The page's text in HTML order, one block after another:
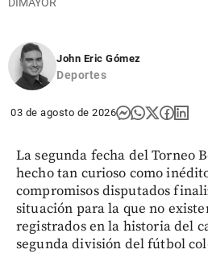
John Eric Gómez
Deportes
03 de agosto de 2026
La segunda fecha del Torneo
hecho tan curioso como
compromisos disputados
situación para la que no
registrados en la historia del
segunda división del fútbol